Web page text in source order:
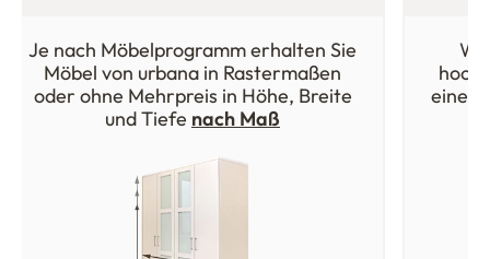
Je nach Möbelprogramm erhalten Sie
Möbel von urbana in Rastermaßen
oder ohne Mehrpreis in Höhe, Breite
und Tiefe nach Maß
einer